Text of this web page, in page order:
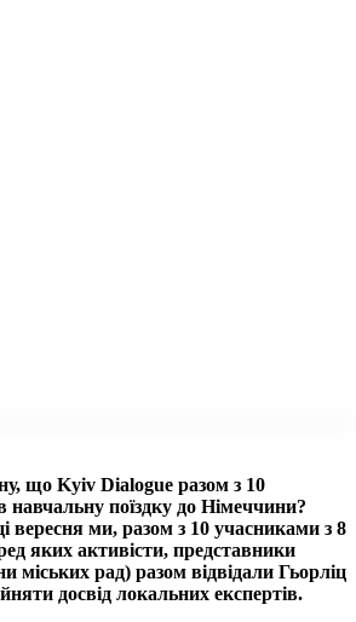
що Kyiv Dialogue разом з 10
навчальну поїздку до Німеччини?
вересня ми, разом з 10 учасниками з 8
яких активісти, представники
міських рад) разом відвідали Гьорліц
досвід локальних експертів.